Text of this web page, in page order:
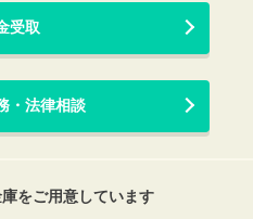
受取
・法律相談
をご用意しています